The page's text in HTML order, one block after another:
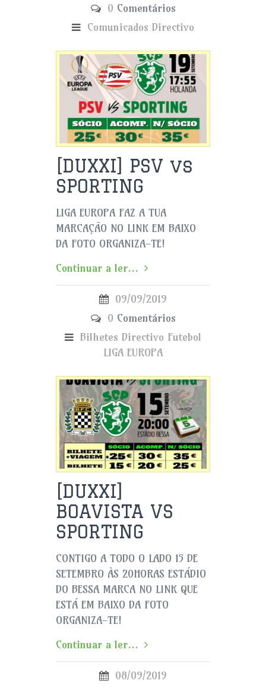
0 Comentários
Comunicados Directivo
[DUXXI] PSV vs
SPORTING
LIGA EUROPA FAZ A TUA
MARCAÇÃO NO LINK EM BAIXO
DA FOTO ORGANIZA-TE!
Continuar a ler...
09/09/2019
0 Comentários
Bilhetes Directivo Futebol
LIGA EUROPA
[DUXXI]
BOAVISTA VS
SPORTING
CONTIGO A TODO O LADO 15 DE
SETEMBRO ÀS 20HORAS ESTÁDIO
DO BESSA MARCA NO LINK QUE
ESTÁ EM BAIXO DA FOTO
ORGANIZA-TE!
Continuar a ler...
08/09/2019